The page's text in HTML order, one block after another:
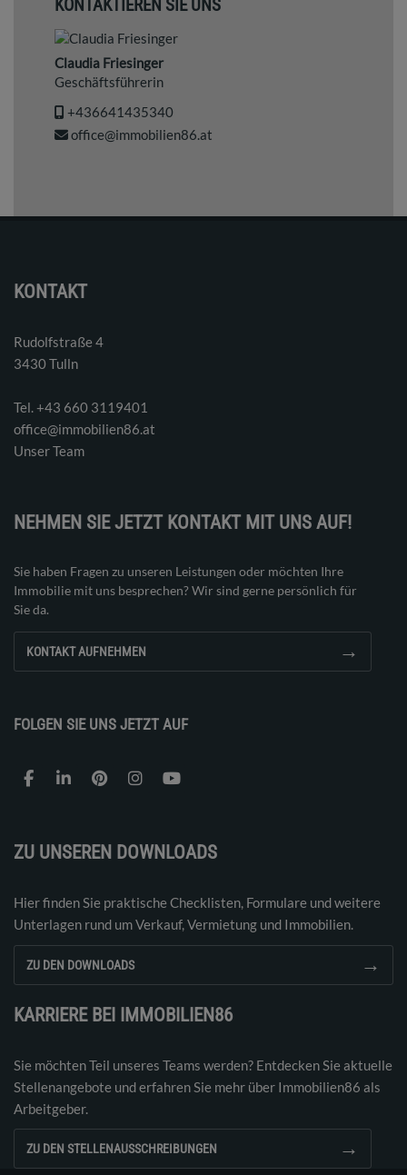
KONTAKTIEREN SIE UNS
Claudia Friesinger
Geschäftsführerin
+436641435340
office@immobilien86.at
KONTAKT
Rudolfstraße 4
3430 Tulln
Tel. ‭+43 660 3119401‬
office@immobilien86.at
Unser Team
NEHMEN SIE JETZT KONTAKT MIT UNS AUF!
Sie haben Fragen zu unseren Leistungen oder möchten Ihre
Immobilie mit uns besprechen? Wir sind gerne persönlich für
Sie da.
KONTAKT AUFNEHMEN →
FOLGEN SIE UNS JETZT AUF
ZU UNSEREN DOWNLOADS
Hier finden Sie praktische Checklisten, Formulare und weitere
Unterlagen rund um Verkauf, Vermietung und Immobilien.
ZU DEN DOWNLOADS →
KARRIERE BEI IMMOBILIEN86
Sie möchten Teil unseres Teams werden? Entdecken Sie aktuelle
Stellenangebote und erfahren Sie mehr über Immobilien86 als
Arbeitgeber.
ZU DEN STELLENAUSSCHREIBUNGEN →